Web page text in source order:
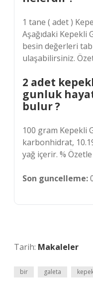
1 tane ( adet )
Aşağıdaki Kepekli
besin değerleri
ulaşabilirsiniz.
2 adet
gunluk
bulur ?
100 gram Kepekli
karbonhidrat,
yağ içerir. % Özetle
Son guncelleme:
Tarih: Makaleler
bir galeta